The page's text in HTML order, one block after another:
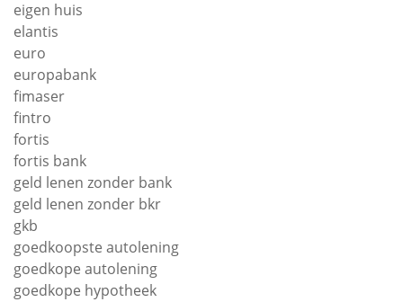
eigen huis
elantis
euro
europabank
fimaser
fintro
fortis
fortis bank
geld lenen zonder bank
geld lenen zonder bkr
gkb
goedkoopste autolening
goedkope autolening
goedkope hypotheek